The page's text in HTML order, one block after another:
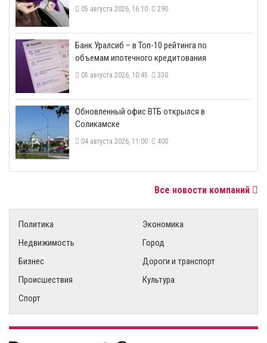
05 августа 2026, 16:10 290
​Банк Уралсиб – в Топ-10 рейтинга по
объемам ипотечного кредитования
05 августа 2026, 10:45 330
​Обновленный офис ВТБ открылся в
Соликамске
04 августа 2026, 11:00 400
Все новости компаний
Политика
Экономика
Недвижимость
Город
Бизнес
Дороги и транспорт
Происшествия
Культура
Спорт